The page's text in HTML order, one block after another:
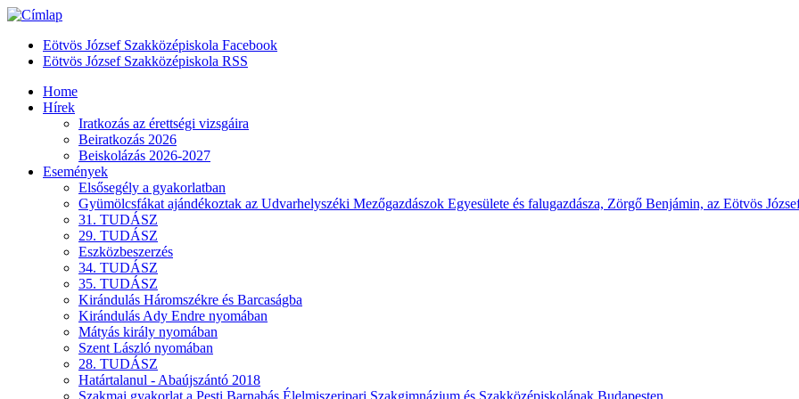
Eötvös József Szakközépiskola Facebook
Eötvös József Szakközépiskola RSS
Home
Hírek
Iratkozás az érettségi vizsgáira
Beiratkozás 2026
Beiskolázás 2026-2027
Események
Elsősegély a gyakorlatban
Gyümölcsfákat ajándékoztak az Udvarhelyszéki Mezőgazdászok Egyesülete és falugazdásza, Zörgő Benjámin, az Eötvös
31. TUDÁSZ
29. TUDÁSZ
Eszközbeszerzés
34. TUDÁSZ
35. TUDÁSZ
Kirándulás Háromszékre és Barcaságba
Kirándulás Ady Endre nyomában
Mátyás király nyomában
Szent László nyomában
28. TUDÁSZ
Határtalanul - Abaújszántó 2018
Szakmai gyakorlat a Pesti Barnabás Élelmiszeripari Szakgimnázium és Szakközépiskolának Budapesten